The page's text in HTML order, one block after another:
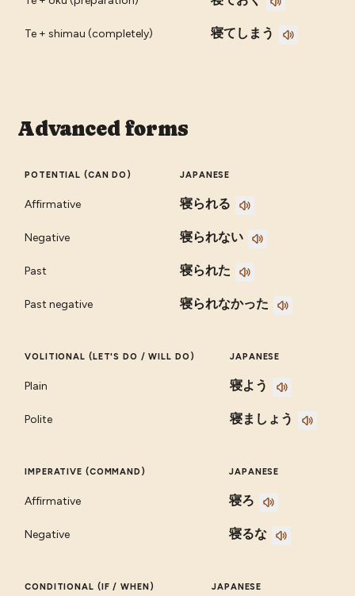
Te + shimau (completely) 寝てしまう
Advanced forms
POTENTIAL (CAN DO) JAPANESE
Affirmative 寝られる
Negative 寝られない
Past 寝られた
Past negative 寝られなかった
VOLITIONAL (LET'S DO / WILL DO) JAPANESE
Plain 寝よう
Polite 寝ましょう
IMPERATIVE (COMMAND) JAPANESE
Affirmative 寝ろ
Negative 寝るな
CONDITIONAL (IF / WHEN) JAPANESE